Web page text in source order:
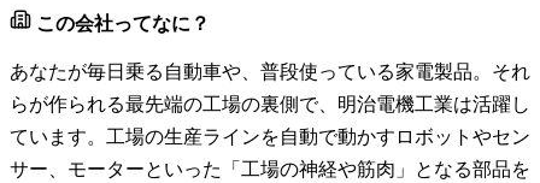
この会社ってなに？
あなたが毎日乗る自動車や、普段使っている家電製品。それ
らが作られる最先端の工場の裏側で、明治電機工業は活躍し
ています。工場の生産ラインを自動で動かすロボットやセン
サー、モーターといった「工場の神経や筋肉」となる部品を